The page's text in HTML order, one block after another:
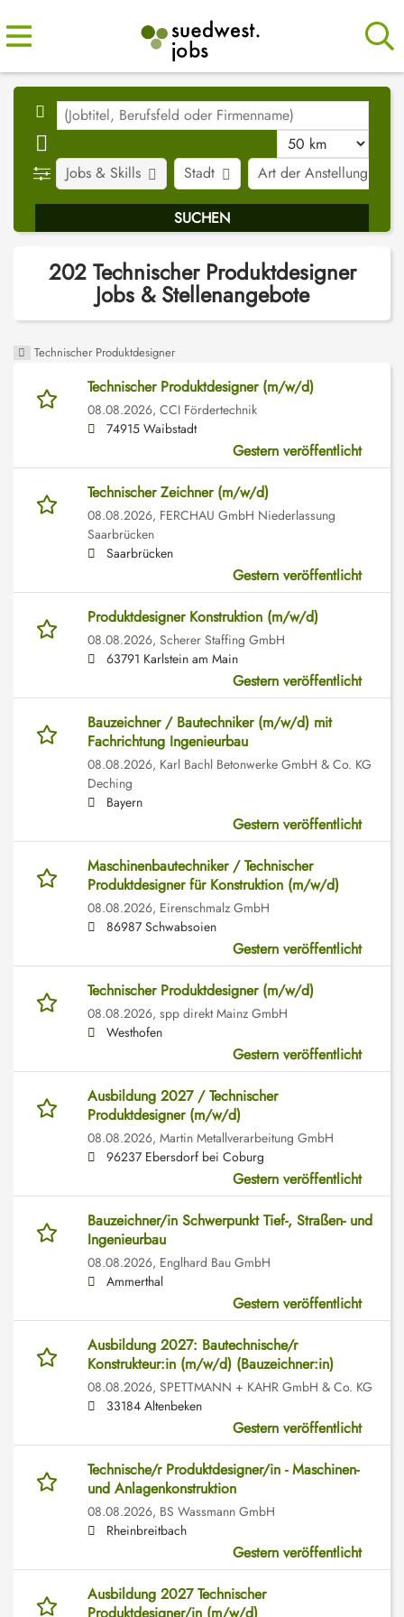
Stadt Art der Anstellung
Jobs & Skills
202 Technischer Produktdesigner
Jobs & Stellenangebote
Technischer Produktdesigner
Technischer Produktdesigner (m/w/d)
08.08.2026, CCI Fördertechnik
74915 Waibstadt
Gestern veröffentlicht
Technischer Zeichner (m/w/d)
08.08.2026, FERCHAU GmbH Niederlassung
Saarbrücken
Saarbrücken
Gestern veröffentlicht
Produktdesigner Konstruktion (m/w/d)
08.08.2026, Scherer Staffing GmbH
63791 Karlstein am Main
Gestern veröffentlicht
Bauzeichner / Bautechniker (m/w/d) mit
Fachrichtung Ingenieurbau
08.08.2026, Karl Bachl Betonwerke GmbH & Co. KG
Deching
Bayern
Gestern veröffentlicht
Maschinenbautechniker / Technischer
Produktdesigner für Konstruktion (m/w/d)
08.08.2026, Eirenschmalz GmbH
86987 Schwabsoien
Gestern veröffentlicht
Technischer Produktdesigner (m/w/d)
08.08.2026, spp direkt Mainz GmbH
Westhofen
Gestern veröffentlicht
Ausbildung 2027 / Technischer
Produktdesigner (m/w/d)
08.08.2026, Martin Metallverarbeitung GmbH
96237 Ebersdorf bei Coburg
Gestern veröffentlicht
Bauzeichner/in Schwerpunkt Tief-, Straßen- und
Ingenieurbau
08.08.2026, Englhard Bau GmbH
Ammerthal
Gestern veröffentlicht
Ausbildung 2027: Bautechnische/r
Konstrukteur:in (m/w/d) (Bauzeichner:in)
08.08.2026, SPETTMANN + KAHR GmbH & Co. KG
33184 Altenbeken
Gestern veröffentlicht
Technische/r Produktdesigner/in - Maschinen-
und Anlagenkonstruktion
08.08.2026, BS Wassmann GmbH
Rheinbreitbach
Gestern veröffentlicht
Ausbildung 2027 Technischer